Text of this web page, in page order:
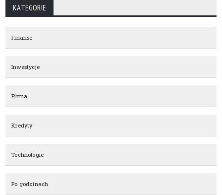
KATEGORIE
Finanse
Inwestycje
Firma
Kredyty
Technologie
Po godzinach